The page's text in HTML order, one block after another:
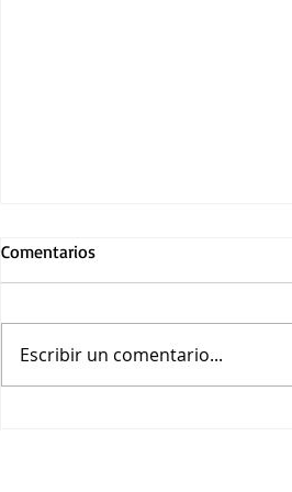
Comentarios
Escribir un comentario...